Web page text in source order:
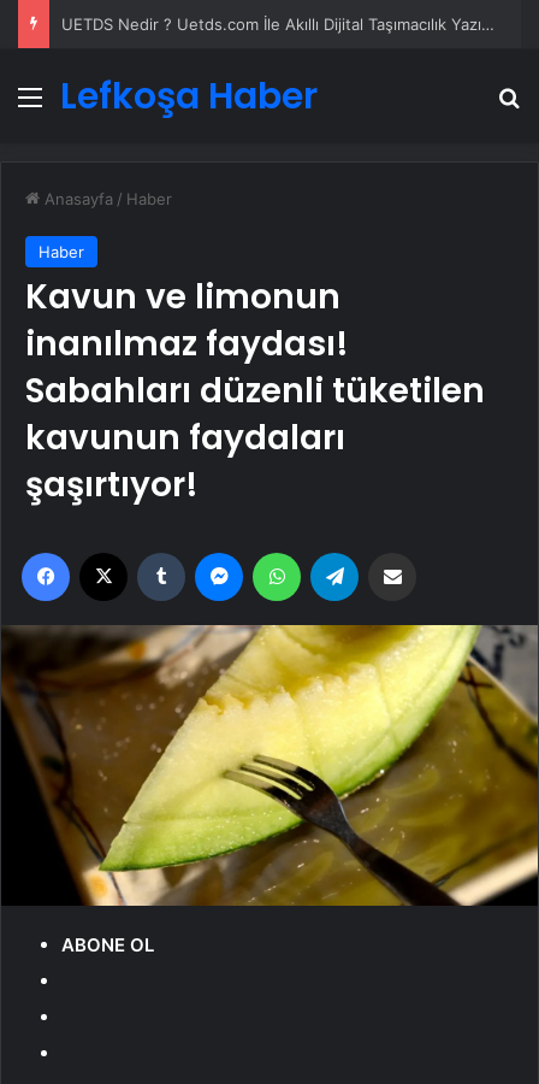
UETDS Nedir ? Uetds.com İle Akıllı Dijital Taşımacılık Yazılımı
Menü
Lefkoşa Haber
Anasayfa / Haber
Haber
Kavun ve limonun
inanılmaz faydası!
Sabahları düzenli tüketilen
kavunun faydaları
şaşırtıyor!
Facebook Tumblr MessengerWhatsApp
ABONE OL